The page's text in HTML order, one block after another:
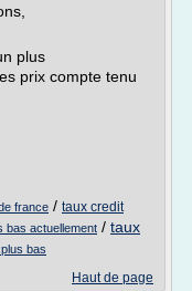
plus
prix compte tenu
france / taux credit
bas actuellement / taux
bas
Haut de page